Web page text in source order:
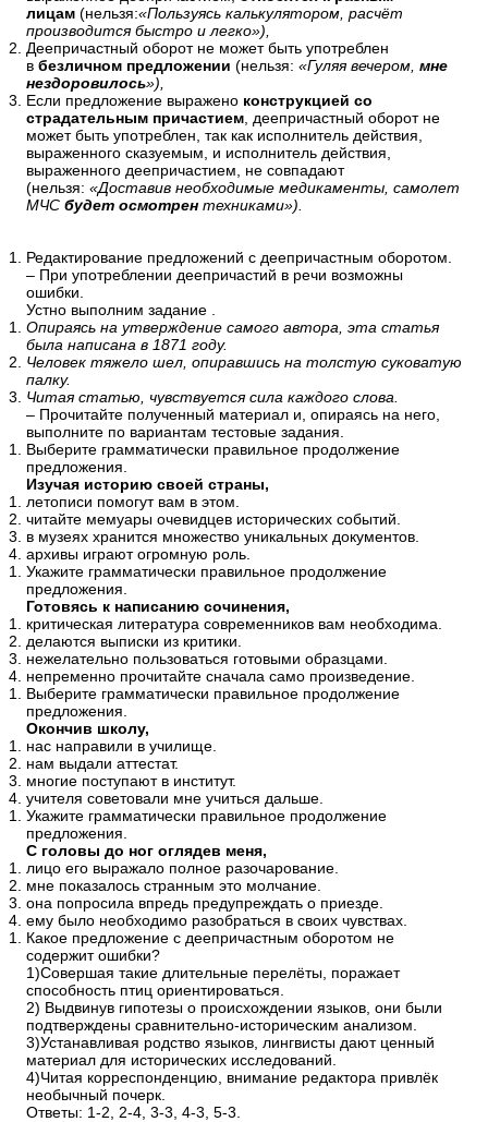
лицам (нельзя:«Пользуясь калькулятором, расчёт
производится быстро и легко»),
Деепричастный оборот не может быть употреблен
в безличном предложении (нельзя: «Гуляя вечером, мне
нездоровилось»),
Если предложение выражено конструкцией со
страдательным причастием , деепричастный оборот не
может быть употреблен, так как исполнитель действия,
выраженного сказуемым, и исполнитель действия,
выраженного деепричастием, не совпадают
(нельзя: «Доставив необходимые медикаменты, самолет
МЧС будет осмотрен техниками»).
Редактирование предложений с деепричастным оборотом.
– При употреблении деепричастий в речи возможны
ошибки.
Устно выполним задание .
Опираясь на утверждение самого автора, эта статья
была написана в 1871 году.
Человек тяжело шел, опиравшись на толстую суковатую
палку.
Читая статью, чувствуется сила каждого слова.
– Прочитайте полученный материал и, опираясь на него,
выполните по вариантам тестовые задания.
Выберите грамматически правильное продолжение
предложения.
Изучая историю своей страны,
летописи помогут вам в этом.
читайте мемуары очевидцев исторических событий.
в музеях хранится множество уникальных документов.
архивы играют огромную роль.
Укажите грамматически правильное продолжение
предложения.
Готовясь к написанию сочинения,
критическая литература современников вам необходима.
делаются выписки из критики.
нежелательно пользоваться готовыми образцами.
непременно прочитайте сначала само произведение.
Выберите грамматически правильное продолжение
предложения.
Окончив школу,
нас направили в училище.
нам выдали аттестат.
многие поступают в институт.
учителя советовали мне учиться дальше.
Укажите грамматически правильное продолжение
предложения.
С головы до ног оглядев меня,
лицо его выражало пoлнoe paзoчapoвaниe.
мне показалось странным это молчание.
она попросила впредь предупреждать о приезде.
ему было необходимо разобраться в своих чувствах.
Какое предложение с деепричастным оборотом не
содержит ошибки?
1)Совершая такие длительные перелёты, поражает
способность птиц ориентироваться.
2) Выдвинув гипотезы о происхождении языков, они были
подтвер­ждены сравнительно-историческим анализом.
3)Устанавливая родство языков, лингвисты дают ценный
материал для исторических исследований.
4)Читая корреспонденцию, внимание редактора привлёк
необычный почерк.
Ответы: 1-2, 2-4, 3-3, 4-3, 5-3.